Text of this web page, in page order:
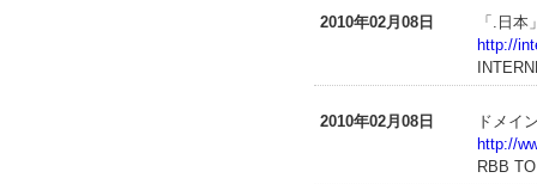
2010年02月08日
「.日
http://
2010年02月08日
ドメイ
http://
RBB